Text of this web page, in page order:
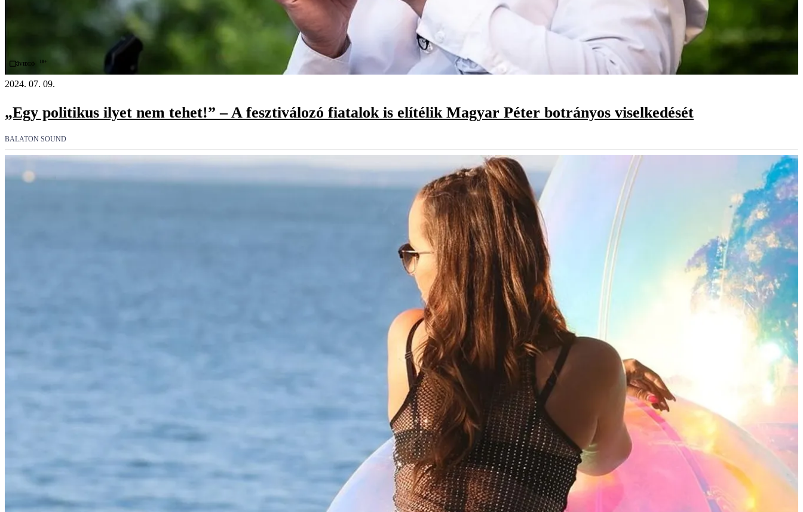
Videó 18+
2024. 07. 09.
„Egy politikus ilyet nem tehet!” – A fesztiválozó fiatalok is elítélik Magyar Péter botrányos viselkedését
BALATON SOUND